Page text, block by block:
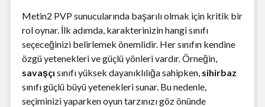
Metin2 PVP sunucularında başarılı olmak için kritik bir
rol oynar. İlk adımda, karakterinizin hangi sınıfı
seçeceğinizi belirlemek önemlidir. Her sınıfın kendine
özgü yetenekleri ve güçlü yönleri vardır. Örneğin,
savaşçı sınıfı yüksek dayanıklılığa sahipken, sihirbaz
sınıfı güçlü büyü yetenekleri sunar. Bu nedenle,
seçiminizi yaparken oyun tarzınızı göz önünde